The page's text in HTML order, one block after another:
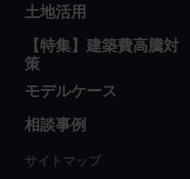
土地活用
【特集】建築費高騰対
策
モデルケース
相談事例
サイトマップ